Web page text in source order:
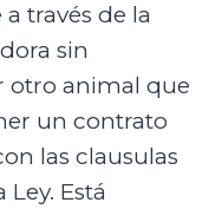
través de la
sin
otro animal que
un contrato
las clausulas
Está